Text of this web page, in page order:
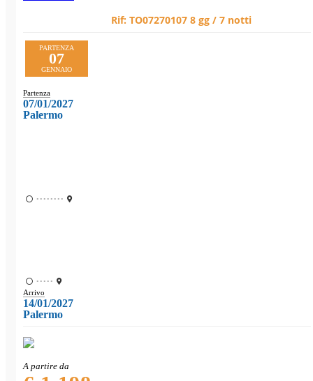
Rif: TO07270107 8 gg / 7 notti
PARTENZA
07
GENNAIO
Partenza
07/01/2027
Palermo
••••••••
•••••
Arrivo
14/01/2027
Palermo
A partire da